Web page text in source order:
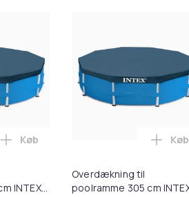
filtre og moppeklude,
megapixel / 16x zoom Silver i
INTEX
Læg Overdækning til poolramme
Køb
Overdækning til
poolramme 305 cm
Køb